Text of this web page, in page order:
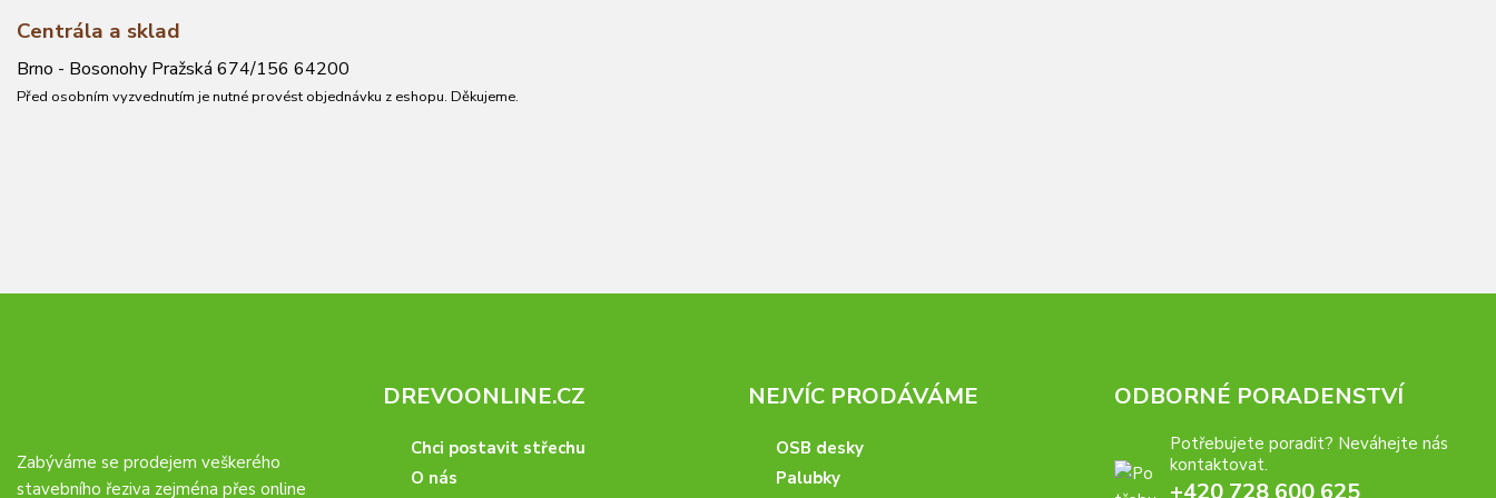
Centrála a sklad
Brno - Bosonohy Pražská 674/156 64200
Před osobním vyzvednutím je nutné provést objednávku z eshopu. Děkujeme.
Zabýváme se prodejem veškerého
stavebního řeziva zejména přes online
DREVOONLINE.CZ
Chci postavit střechu
O nás
NEJVÍC PRODÁVÁME
OSB desky
Palubky
ODBORNÉ PORADENSTVÍ
Potřebujete poradit? Neváhejte nás
kontaktovat.
+420 728 600 625